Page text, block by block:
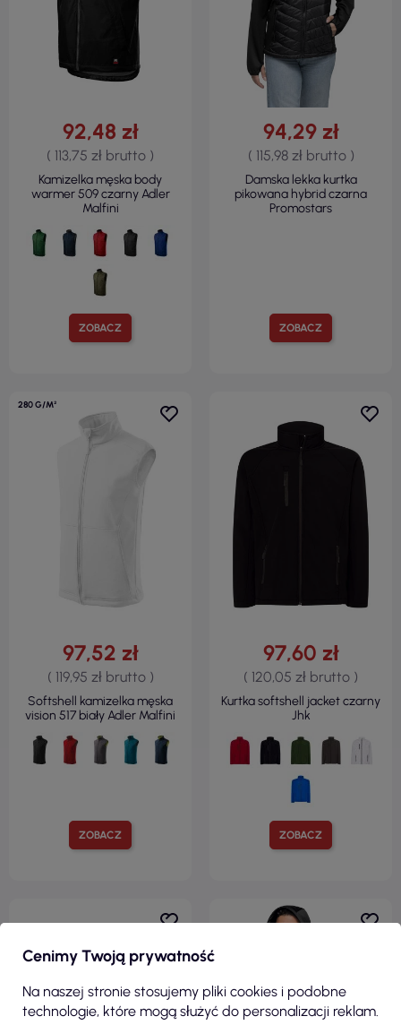
ZOBACZ
92,48 zł
( 113,75 zł brutto )
Kamizelka męska body
warmer 509 czarny Adler
Malfini
ZOBACZ
94,29 zł
( 115,98 zł brutto )
Damska lekka kurtka
pikowana hybrid czarna
Promostars
280 G/M²
ZOBACZ
97,52 zł
( 119,95 zł brutto )
Softshell kamizelka męska
vision 517 biały Adler Malfini
ZOBACZ
97,60 zł
( 120,05 zł brutto )
Kurtka softshell jacket czarny
Jhk
Cenimy Twoją prywatność
Na naszej stronie stosujemy pliki cookies i podobne
technologie, które mogą służyć do personalizacji reklam.